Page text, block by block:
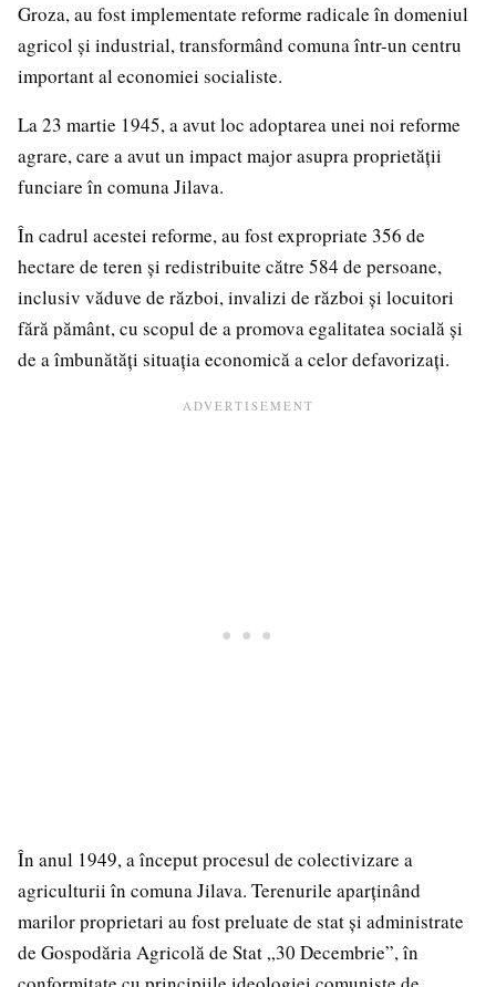
Groza, au fost implementate reforme radicale în domeniul
agricol și industrial, transformând comuna într-un centru
important al economiei socialiste.
La 23 martie 1945, a avut loc adoptarea unei noi reforme
agrare, care a avut un impact major asupra proprietății
funciare în comuna Jilava.
În cadrul acestei reforme, au fost expropriate 356 de
hectare de teren și redistribuite către 584 de persoane,
inclusiv văduve de război, invalizi de război și locuitori
fără pământ, cu scopul de a promova egalitatea socială și
de a îmbunătăți situația economică a celor defavorizați.
În anul 1949, a început procesul de colectivizare a
agriculturii în comuna Jilava. Terenurile aparținând
marilor proprietari au fost preluate de stat și administrate
de Gospodăria Agricolă de Stat „30 Decembrie”, în